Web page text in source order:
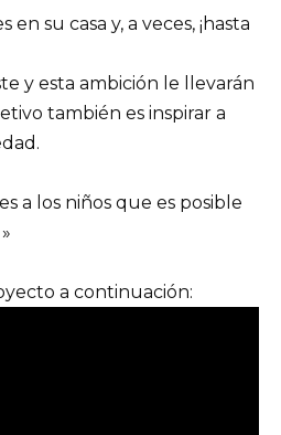
su casa y, a veces, ¡hasta
y esta ambición le llevarán
también es inspirar a
a los niños que es posible
a continuación: